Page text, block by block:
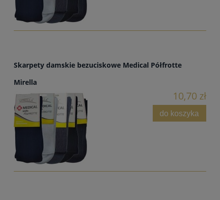
Skarpety damskie bezuciskowe Medical Półfrotte
Mirella
10,70 zł
do koszyka